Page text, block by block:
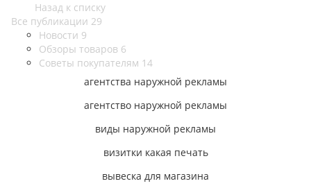
Назад к списку
Все публикации 29
Новости 9
Обзоры товаров 6
Советы покупателям 14
агентства наружной рекламы
агентство наружной рекламы
виды наружной рекламы
визитки какая печать
вывеска для магазина